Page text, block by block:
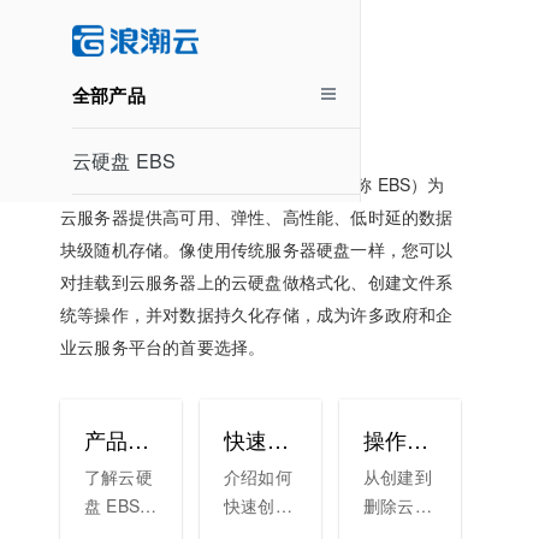
全部产品
云硬盘 EBS
云硬盘 EBS
云硬盘 EBS(Elastic Block Storage，简称 EBS）为
云服务器提供高可用、弹性、高性能、低时延的数据
块级随机存储。像使用传统服务器硬盘一样，您可以
对挂载到云服务器上的云硬盘做格式化、创建文件系
统等操作，并对数据持久化存储，成为许多政府和企
业云服务平台的首要选择。
产品介绍
了解云硬
盘 EBS的
快速入门
介绍如何
快速创建
操作指南
从创建到
删除云硬